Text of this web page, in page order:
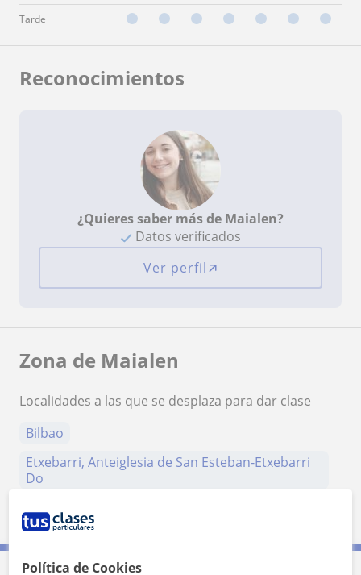
Tarde
Reconocimientos
¿Quieres saber más de Maialen?
Datos verificados
Ver perfil
Zona de Maialen
Localidades a las que se desplaza para dar clase
Bilbao
Etxebarri, Anteiglesia de San Esteban-Etxebarri
Do
Loiu
Política de Cookies